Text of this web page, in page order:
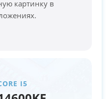
картинку в
I5